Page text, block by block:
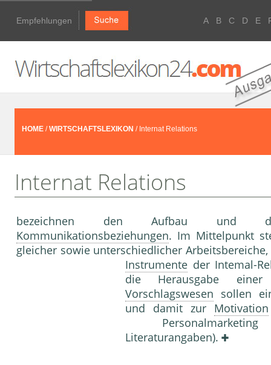
Empfehlungen A B C D E
HOME /WIRTSCHAFTSLEXIKON / Internat Relations
Internat Relations
bezeichnen den Aufbau und die
Kommunikationsbeziehungen. Im Mittel­punkt
gleicher sowie unterschiedlicher Arbeitsbereiche,
Instrumente der Intemal-
die Herausgabe
Vorschlagswesen sollen
und damit zur Motivation
Literaturangaben).